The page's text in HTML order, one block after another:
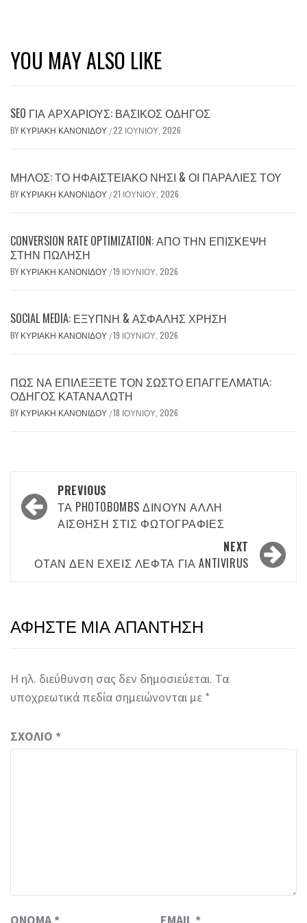
YOU MAY ALSO LIKE
SEO ΓΙΑ ΑΡΧΆΡΙΟΥΣ: ΒΑΣΙΚΌΣ ΟΔΗΓΌΣ
BY ΚΥΡΙΑΚΉ ΚΑΝΟΝΊΔΟΥ /22 ΙΟΥΝΊΟΥ, 2026
ΜΉΛΟΣ: ΤΟ ΗΦΑΙΣΤΕΙΑΚΌ ΝΗΣΊ & ΟΙ ΠΑΡΑΛΊΕΣ ΤΟΥ
BY ΚΥΡΙΑΚΉ ΚΑΝΟΝΊΔΟΥ /21 ΙΟΥΝΊΟΥ, 2026
CONVERSION RATE OPTIMIZATION: ΑΠΌ ΤΗΝ ΕΠΊΣΚΕΨΗ
ΣΤΗΝ ΠΏΛΗΣΗ
BY ΚΥΡΙΑΚΉ ΚΑΝΟΝΊΔΟΥ /19 ΙΟΥΝΊΟΥ, 2026
SOCIAL MEDIA: ΈΞΥΠΝΗ & ΑΣΦΑΛΉΣ ΧΡΉΣΗ
BY ΚΥΡΙΑΚΉ ΚΑΝΟΝΊΔΟΥ /19 ΙΟΥΝΊΟΥ, 2026
ΠΏΣ ΝΑ ΕΠΙΛΈΞΕΤΕ ΤΟΝ ΣΩΣΤΌ ΕΠΑΓΓΕΛΜΑΤΊΑ:
ΟΔΗΓΌΣ ΚΑΤΑΝΑΛΩΤΉ
BY ΚΥΡΙΑΚΉ ΚΑΝΟΝΊΔΟΥ /18 ΙΟΥΝΊΟΥ, 2026
Post
navigation
PREVIOUS
ΤΑ PHOTOBOMBS ΔΊΝΟΥΝ ΆΛΛΗ
ΑΊΣΘΗΣΗ ΣΤΙΣ ΦΩΤΟΓΡΑΦΊΕΣ
NEXT
ΌΤΑΝ ΔΕΝ ΈΧΕΙΣ ΛΕΦΤΆ ΓΙΑ ANTIVIRUS
ΑΦΉΣΤΕ ΜΙΑ ΑΠΆΝΤΗΣΗ
Η ηλ. διεύθυνση σας δεν δημοσιεύεται. Τα
υποχρεωτικά πεδία σημειώνονται με *
ΣΧΌΛΙΟ *
ΌΝΟΜΑ * EMAIL *